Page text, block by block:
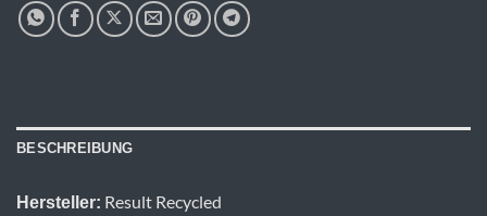
BESCHREIBUNG
Hersteller: Result Recycled